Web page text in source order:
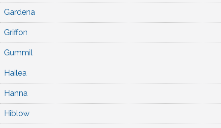
Gardena
Griffon
Gummil
Hailea
Hanna
Hiblow